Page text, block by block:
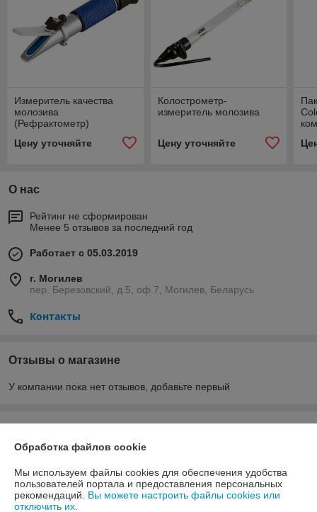
Измеритель качества
молозива
(Рефрактометр)
Цену уточняйте
Колострометр-
измеритель молозива
Цену уточняйте
О нас
Рейтинг не сформирован
Менее 5 отзывов за последний год
Работает с 05.03.2019
г. Могилев
пер. Березовский, д.5, оф.7, Могилев, Беларусь
Контакты
Отзывы о магазине
У компании пока нет отзывов, добавьте первый
Доставка и оплата
Обработка файлов cookie
Мы используем файлы cookies для обеспечения удобства
пользователей портала и предоставления персональных
рекомендаций. Вы можете настроить файлы cookies или
отключить их.